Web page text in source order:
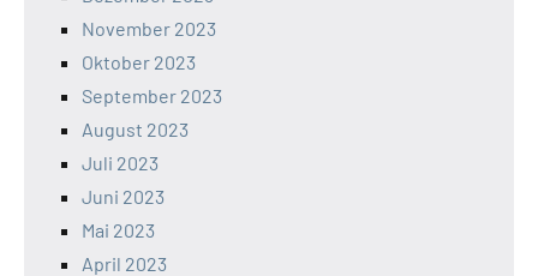
November 2023
Oktober 2023
September 2023
August 2023
Juli 2023
Juni 2023
Mai 2023
April 2023